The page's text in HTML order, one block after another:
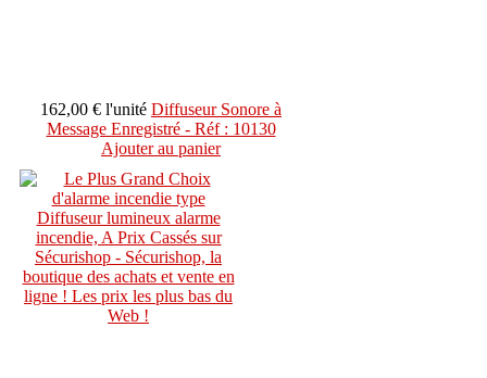
162,00 € l'unité Diffuseur Sonore à
Message Enregistré - Réf : 10130
Ajouter au panier